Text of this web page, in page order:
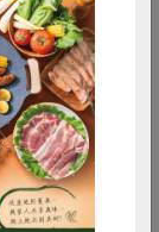
為公共資
來臨時，
酸鹽